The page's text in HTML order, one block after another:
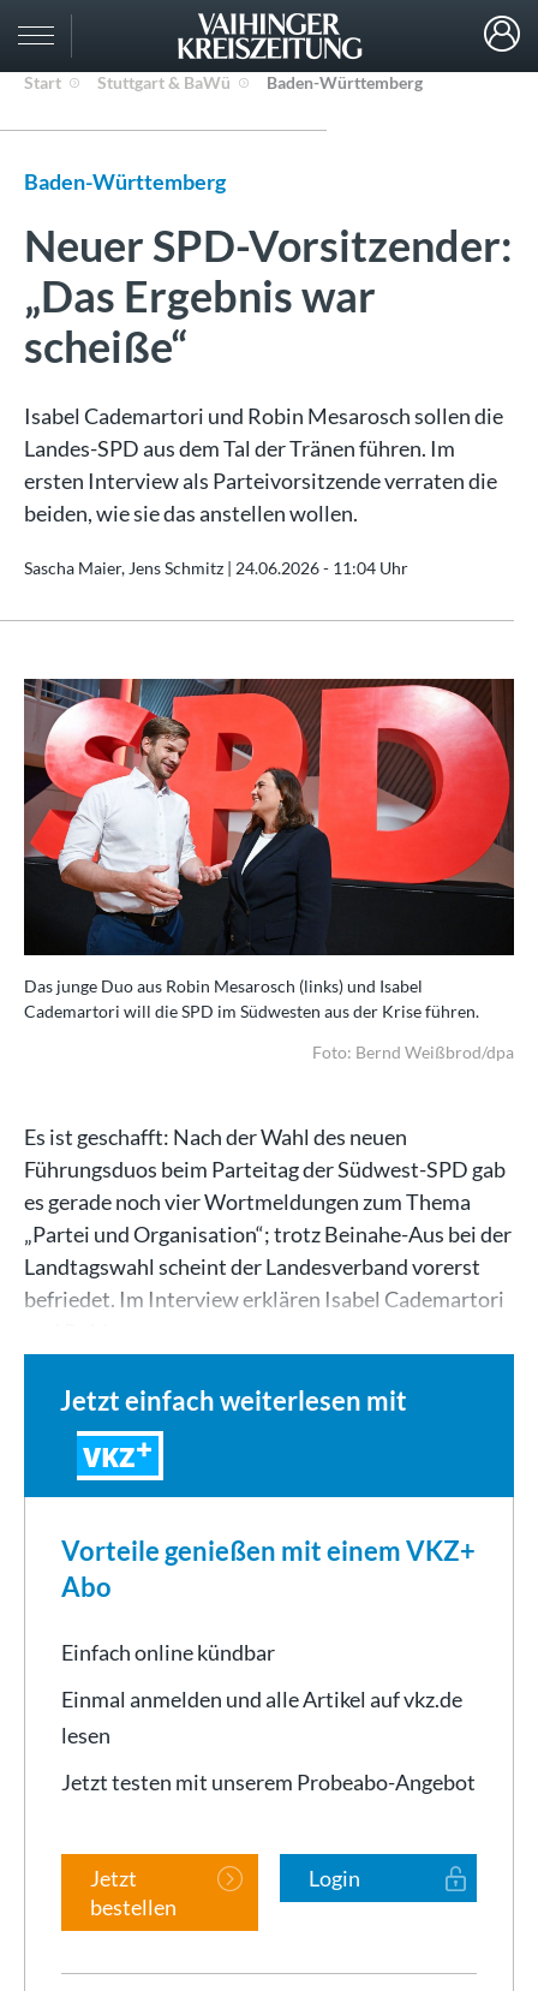
Start Stuttgart & BaWü Baden-Württemberg
Baden-Württemberg
Neuer SPD-Vorsitzender:
„Das Ergebnis war
scheiße“
Isabel Cademartori und Robin Mesarosch sollen die
Landes-SPD aus dem Tal der Tränen führen. Im
ersten Interview als Parteivorsitzende verraten die
beiden, wie sie das anstellen wollen.
Sascha Maier, Jens Schmitz | 24.06.2026 - 11:04 Uhr
Das junge Duo aus Robin Mesarosch (links) und Isabel
Cademartori will die SPD im Südwesten aus der Krise führen.
Foto: Bernd Weißbrod/dpa
Es ist geschafft: Nach der Wahl des neuen
Führungsduos beim Parteitag der Südwest-SPD gab
es gerade noch vier Wortmeldungen zum Thema
„Partei und Organisation“; trotz Beinahe-Aus bei der
Landtagswahl scheint der Landesverband vorerst
befriedet. Im Interview erklären Isabel Cademartori
Jetzt einfach weiterlesen mit
VKZ
Vorteile genießen mit einem VKZ+
Abo
Einfach online kündbar
Einmal anmelden und alle Artikel auf vkz.de
lesen
Jetzt testen mit unserem Probeabo-Angebot
Jetzt
bestellen
Login